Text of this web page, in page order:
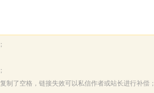
制了空格，链接失效可以私信作者或站长进行补偿；